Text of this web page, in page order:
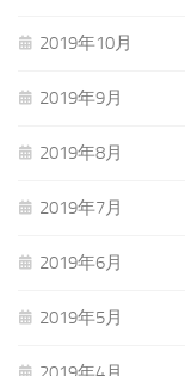
2019年10月
2019年9月
2019年8月
2019年7月
2019年6月
2019年5月